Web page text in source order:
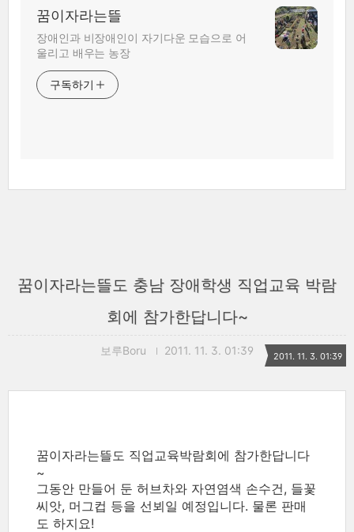
꿈이자라는뜰
장애인과 비장애인이 자기다운 모습으로 어
울리고 배우는 농장
구독하기
꿈이자라는뜰도 충남 장애학생 직업교육 박람
회에 참가한답니다~
보루Boru 2011. 11. 3. 01:39 2011. 11. 3. 01:39
꿈이자라는뜰도 직업교육박람회에 참가한답니다
~
그동안 만들어 둔 허브차와 자연염색 손수건, 들꽃
씨앗, 머그컵 등을 선뵈일 예정입니다. 물론 판매
도 하지요!